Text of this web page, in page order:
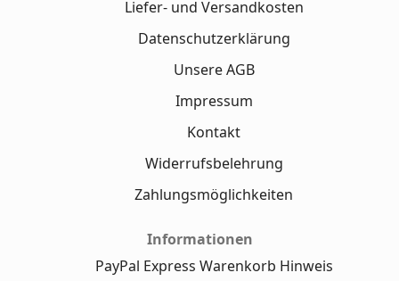
Liefer- und Versandkosten
Datenschutzerklärung
Unsere AGB
Impressum
Kontakt
Widerrufsbelehrung
Zahlungsmöglichkeiten
Informationen
PayPal Express Warenkorb Hinweis